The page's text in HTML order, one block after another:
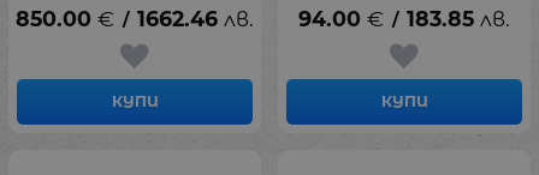
850.00 € / 1662.46 лв.
КУПИ
94.00 € / 183.85 лв.
КУПИ